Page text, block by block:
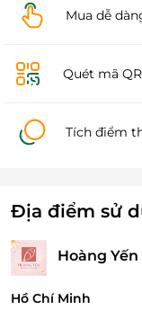
Mua dễ
Quét mã
Tích điểm
Địa điểm sử
Hoàng
Hồ Chí Minh